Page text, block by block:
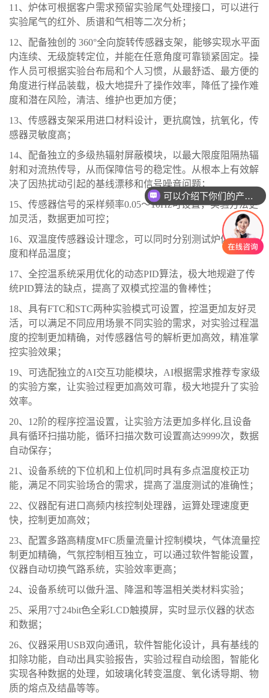
11、 炉体可根据客户需求预留实验尾气处理接口，可以进行
实验尾气的红外、质谱和气相等二次分析；
12、 配备独创的 360°全向旋转传感器支架，能够实现水平面
内连续、无级旋转定位，并能在任意角度可靠锁紧固定。操
作人员可根据实验台布局和个人习惯，从最舒适、最方便的
角度进行样品装载，极大地提升了操作效率，降低了操作难
度和潜在风险，清洁、维护也更加方便；
13、 传感器支架采用进口材料设计，
更抗腐蚀，抗氧化，传
感器灵敏度高 ；
14、 配备独立的多级热辐射屏蔽模块，以最大限度阻隔热辐
射和对流热传导，从而保障信号的稳定性。从根本上有效解
决了因热扰动引起的基线漂移和信号噪音问题；
15、 传感器信号的采样频率0.05～10Hz可设置，实验方法更
加灵活，数据更加可控；
16、 双温度传感器设计理念，可以同时分别测试炉体内部温
度和样品温度；
17、 全控温系统采用优化的动态PID算法，极大地规避了传
统PID算法的缺点，提高了双模式控温的鲁棒性 ；
18、 具有FTC和STC两种实验模式可设置，控温更加友好灵
活，可以满足不同应用场景不同实验的需求，对实验过程温
度的控制更加精确，对传感器信号的解析更加高效，精准掌
控实验效果 ；
19、 可选配独立的AI交互功能模块，AI根据需求推荐专家级
的实验方案，让实验过程更加高效可靠，极大地提升了实验
效率。
20、 12阶的程序控温设置，让实验方法更加多样化,且设备
具有循环扫描功能， 循环扫描次数可设置高达9999次，数据
自动保存；
21、 设备系统的下位机和上位机同时具有多点温度校正功
能，满足不同实验场合的需求，提高了温度测试的准确性 ；
22、 仪器配有进口高频内核控制处理器，运算处理速度更
快，控制更加高效；
23、 配置多路高精度MFC质量流量计控制模块，气体流量控
制更加精确， 气氛控制相互独立 ， 可以通过软件智能设置，
仪器自动切换气路系统，实验效率更高 ；
24、 设备系统可以做升温、降温和等温相关类材料实验；
25、 采用 7寸24bit色全彩LCD触摸屏，实时显示仪器的状态
和数据；
26、 仪器采用USB双向通讯，软件智能化设计，具有基线的
扣除功能，
自动出具实验报告 ， 实验过程自动绘图，智能化
实现各种数据的处理，如玻璃化转变温度、氧化诱导期、物
质的熔点及结晶等等。